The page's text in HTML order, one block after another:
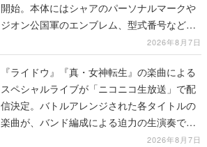
開始。本体にはシャアのパーソナルマークや
ジオン公国軍のエンブレム、型式番号などを
2026年8月7日
『ライドウ』『真・女神転生』の楽曲による
スペシャルライブが「ニコニコ生放送」で配
信決定。バトルアレンジされた各タイトルの
楽曲が、バンド編成による迫力の生演奏で披
露、冒頭部分は“無料”で視聴できる2026年8月7日